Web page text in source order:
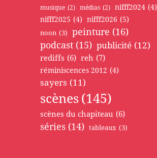
musique (2) médias (2) nifff2024 (4)
nifff2025 (4) nifff2026 (5)
noon (3) peinture (16)
podcast (15) publicité (12)
rediffs (6) reh (7)
réminiscences 2012 (4)
sayers (11)
scènes(145)
scènes du chapiteau (6)
séries (14) tableaux (3)